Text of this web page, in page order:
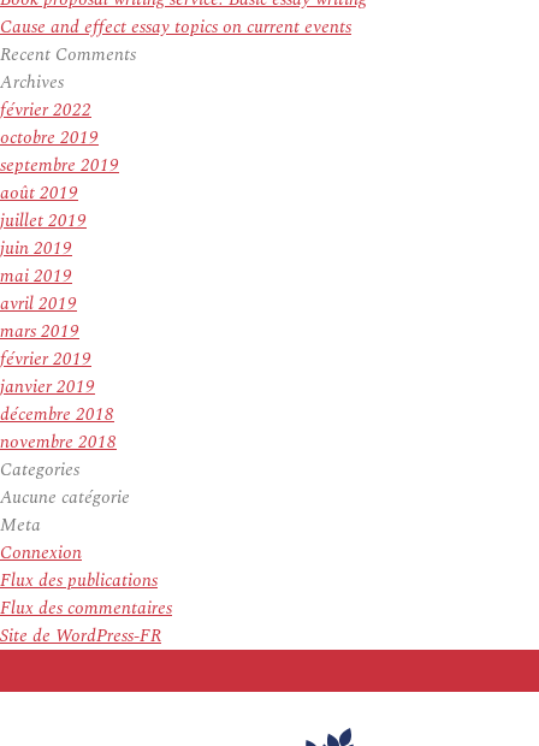
Cause and effect essay topics on current events
Recent Comments
Archives
février 2022
octobre 2019
septembre 2019
août 2019
juillet 2019
juin 2019
mai 2019
avril 2019
mars 2019
février 2019
janvier 2019
décembre 2018
novembre 2018
Categories
Aucune catégorie
Meta
Connexion
Flux des publications
Flux des commentaires
Site de WordPress-FR